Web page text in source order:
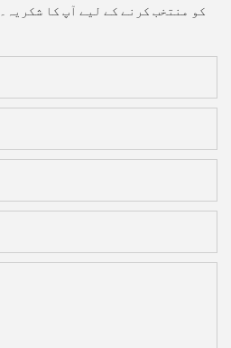
کریں گے۔ YIFan Conveyor کو منتخب کرنے کے لیے آپ کا شکریہ۔